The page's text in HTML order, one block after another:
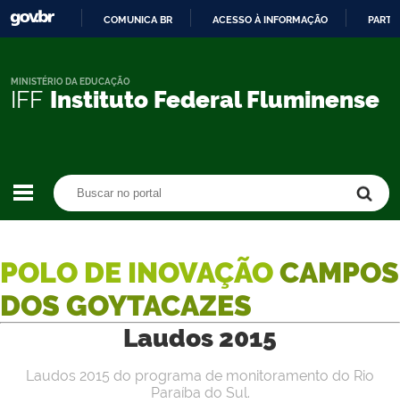
CONTEÚDO
COMUNICA BR ACESSO À INFORMAÇÃO
IFF Instituto Federal Fluminense
MINISTÉRIO DA EDUCAÇÃO
POLO DE INOVAÇÃOCAMPOS
DOS GOYTACAZES
Laudos 2015
Laudos 2015 do programa de monitoramento do Rio
Paraíba do Sul.